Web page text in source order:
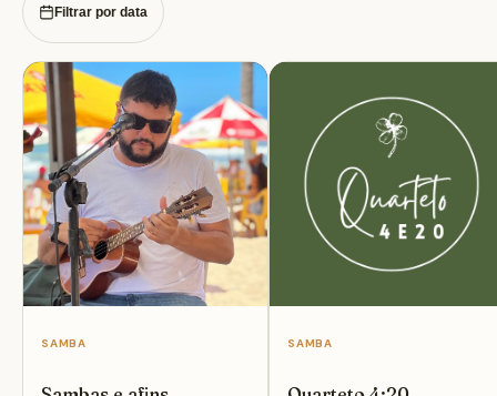
experiência, há apresentações de música ao vivo,
tornando cada visita ao Giz Cozinha Boêmia uma
ocasião memorável.
Filtrar por data
SAMBA SAMBA